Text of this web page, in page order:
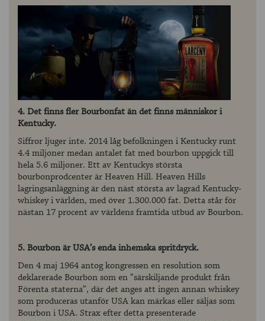
4. Det finns fler Bourbonfat än det finns människor i
Kentucky.
Siffror ljuger inte. 2014 låg befolkningen i Kentucky runt
4.4 miljoner medan antalet fat med bourbon uppgick till
hela 5.6 miljoner. Ett av Kentuckys största
bourbonprodcenter är Heaven Hill. Heaven Hills
lagringsanläggning är den näst största av lagrad Kentucky-
whiskey i världen, med över 1.300.000 fat. Detta står för
nästan 17 procent av världens framtida utbud av Bourbon.
5. Bourbon är USA’s enda inhemska spritdryck.
Den 4 maj 1964 antog kongressen en resolution som
deklarerade Bourbon som en ”särskiljande produkt från
Förenta staterna”, där det anges att ingen annan whiskey
som produceras utanför USA kan märkas eller säljas som
Bourbon i USA. Strax efter detta presenterade